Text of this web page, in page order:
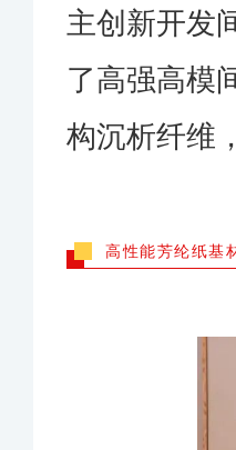
主创新开发
了高强高模
构沉析纤维
高性能芳纶纸基